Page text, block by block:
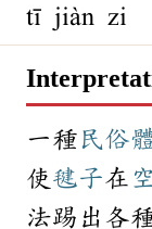
tī jiàn zi
一種 民俗
使 毽子在
法踢出各